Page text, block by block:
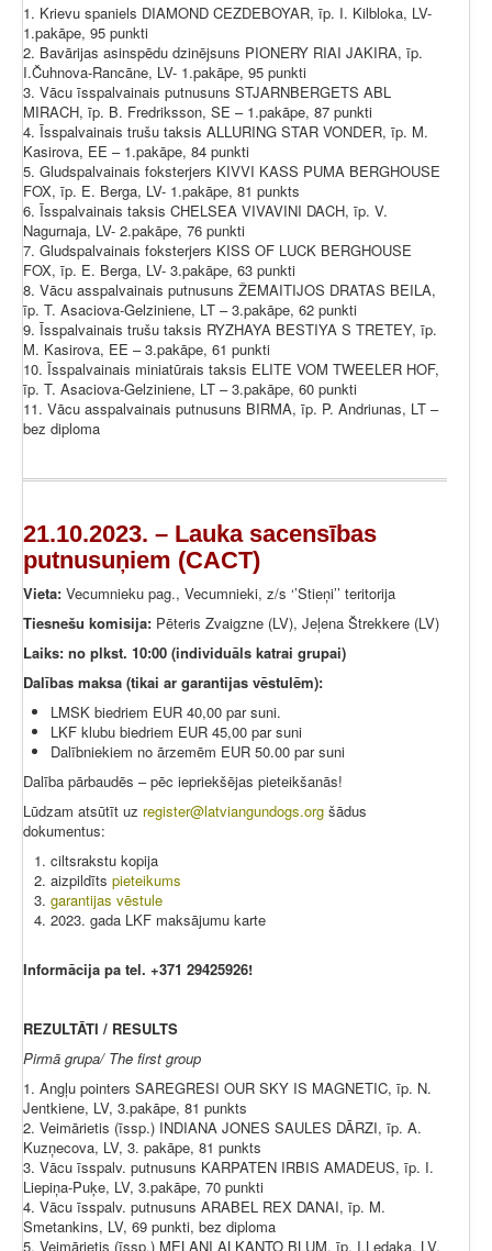
1. Krievu spaniels DIAMOND CEZDEBOYAR, īp. I. Kilbloka, LV-
1.pakāpe, 95 punkti
2. Bavārijas asinspēdu dzinējsuns PIONERY RIAI JAKIRA, īp.
I.Čuhnova-Rancāne, LV- 1.pakāpe, 95 punkti
3. Vācu īsspalvainais putnusuns STJARNBERGETS ABL
MIRACH, īp. B. Fredriksson, SE – 1.pakāpe, 87 punkti
4. Īsspalvainais trušu taksis ALLURING STAR VONDER, īp. M.
Kasirova, EE – 1.pakāpe, 84 punkti
5. Gludspalvainais foksterjers KIVVI KASS PUMA BERGHOUSE
FOX, īp. E. Berga, LV- 1.pakāpe, 81 punkts
6. Īsspalvainais taksis CHELSEA VIVAVINI DACH, īp. V.
Nagurnaja, LV- 2.pakāpe, 76 punkti
7. Gludspalvainais foksterjers KISS OF LUCK BERGHOUSE
FOX, īp. E. Berga, LV- 3.pakāpe, 63 punkti
8. Vācu asspalvainais putnusuns ŽEMAITIJOS DRATAS BEILA,
īp. T. Asaciova-Gelziniene, LT – 3.pakāpe, 62 punkti
9. Īsspalvainais trušu taksis RYZHAYA BESTIYA S TRETEY, īp.
M. Kasirova, EE – 3.pakāpe, 61 punkti
10. Īsspalvainais miniatūrais taksis ELITE VOM TWEELER HOF,
īp. T. Asaciova-Gelziniene, LT – 3.pakāpe, 60 punkti
11. Vācu asspalvainais putnusuns BIRMA, īp. P. Andriunas, LT –
bez diploma
21.10.2023. – Lauka sacensības
putnusuņiem (CACT)
Vieta: Vecumnieku pag., Vecumnieki, z/s ‘’Stieņi’’ teritorija
Tiesnešu komisija: Pēteris Zvaigzne (LV), Jeļena Štrekkere (LV)
Laiks: no plkst. 10:00 (individuāls katrai grupai)
Dalības maksa (tikai ar garantijas vēstulēm):
LMSK biedriem EUR 40,00 par suni.
LKF klubu biedriem EUR 45,00 par suni
Dalībniekiem no ārzemēm EUR 50.00 par suni
Dalība pārbaudēs – pēc iepriekšējas pieteikšanās!
Lūdzam atsūtīt uz register@latviangundogs.org šādus
dokumentus:
ciltsrakstu kopija
aizpildīts pieteikums
garantijas vēstule
2023. gada LKF maksājumu karte
Informācija pa tel. +371 29425926!
REZULTĀTI / RESULTS
Pirmā grupa/ The first group
1. Angļu pointers SAREGRESI OUR SKY IS MAGNETIC, īp. N.
Jentkiene, LV, 3.pakāpe, 81 punkts
2. Veimārietis (īssp.) INDIANA JONES SAULES DĀRZI, īp. A.
Kuzņecova, LV, 3. pakāpe, 81 punkts
3. Vācu īsspalv. putnusuns KARPATEN IRBIS AMADEUS, īp. I.
Liepiņa-Puķe, LV, 3.pakāpe, 70 punkti
4. Vācu īsspalv. putnusuns ARABEL REX DANAI, īp. M.
Smetankins, LV, 69 punkti, bez diploma
5. Veimārietis (īssp.) MELANI ALKANTO BLUM, īp. I.Ļedaka, LV,